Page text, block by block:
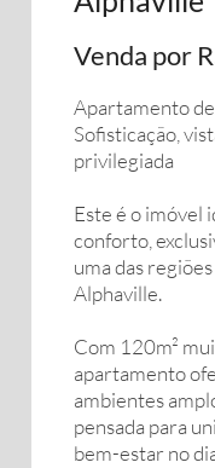
Venda por
Apartamento
Sofisticação,
privilegiada
Este é o imóvel
conforto,
uma das
Alphaville.
Com 120m²
apartamento
ambientes
pensada para
bem-estar no